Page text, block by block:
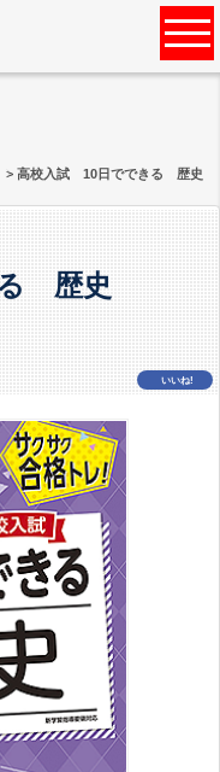
高校入試 10日でできる 歴史
歴史
いいね!